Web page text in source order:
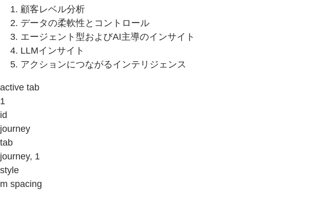
顧客レベル分析
データの柔軟性とコントロール
エージェント型およびAI主導のインサイト
LLMインサイト
アクションにつながるインテリジェンス
active tab
1
id
journey
tab
journey, 1
style
m spacing